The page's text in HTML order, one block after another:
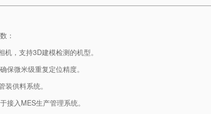
：
，支持3D建模检测的机型。
保微米级重复定位精度。
装供料系统。
接入MES生产管理系统。